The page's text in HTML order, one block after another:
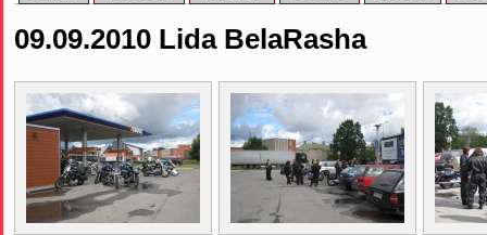
09.09.2010 Lida BelaRasha